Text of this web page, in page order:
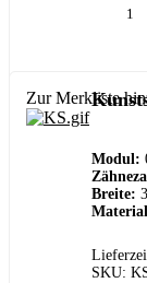
Zur Merkliste
Modul:
Breite: 3
SKU: